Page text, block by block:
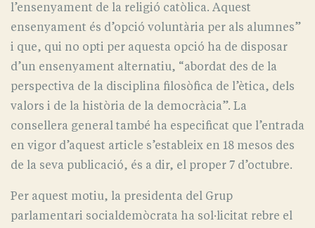
l’ensenyament de la religió catòlica. Aquest
ensenyament és d’opció voluntària per als alumnes”
i que, qui no opti per aquesta opció ha de disposar
d’un ensenyament alternatiu, “abordat des de la
perspectiva de la disciplina filosòfica de l’ètica, dels
valors i de la història de la democràcia”. La
consellera general també ha especificat que l’entrada
en vigor d’aquest article s’estableix en 18 mesos des
de la seva publicació, és a dir, el proper 7 d’octubre.
Per aquest motiu, la presidenta del Grup
parlamentari socialdemòcrata ha sol·licitat rebre el